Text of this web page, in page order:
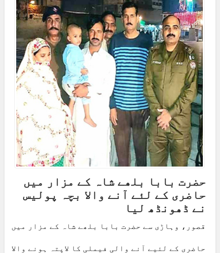
حضرت بابا بلھے شاہ کے مزار میں
حاضری کے لئے آنے والا بچہ پولیس
نے ڈھونڈھ لیا
قصور، وہاڑی سے حضرت بابا بلھے شاہ کے مزار میں
حاضری کے لئیے آنے والی فیملی کا لاپتہ ہونے والا